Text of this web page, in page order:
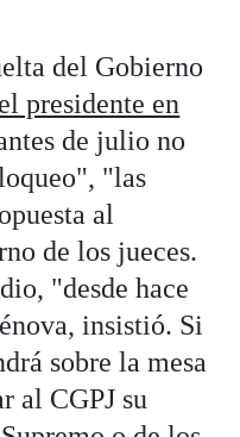
del Gobierno
presidente en
de julio no
"las
al
de los jueces.
"desde hace
insistió. Si
sobre la mesa
al CGPJ su